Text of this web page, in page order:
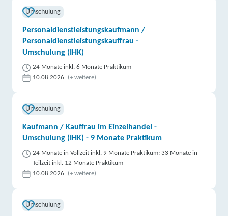
Umschulung
Personaldienstleistungskaufmann /
Personaldienstleistungskauffrau -
Umschulung (IHK)
24 Monate inkl. 6 Monate Praktikum
10.08.2026
(+ weitere)
Umschulung
Kaufmann / Kauffrau im Einzelhandel -
Umschulung (IHK) - 9 Monate Praktikum
24 Monate in Vollzeit inkl. 9 Monate Praktikum; 33 Monate in
Teilzeit inkl. 12 Monate Praktikum
10.08.2026
(+ weitere)
Umschulung